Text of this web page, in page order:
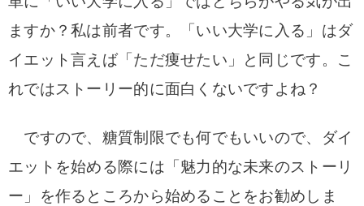
ますか？私は前者です。「いい大学に入る」はダ
イエット言えば「ただ痩せたい」と同じです。こ
れではストーリー的に面白くないですよね？
ですので、糖質制限でも何でもいいので、ダイ
エットを始める際には「魅力的な未来のストーリ
ー」を作るところから始めることをお勧めしま